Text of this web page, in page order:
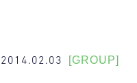
2014.02.03 [GROUP]